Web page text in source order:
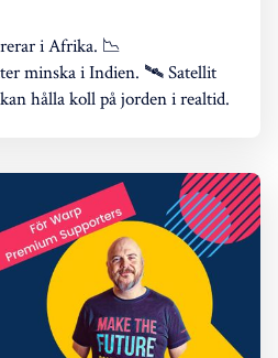
i Afrika. 📉
minska i Indien. 🛰️ Satellit
hålla koll på jorden i realtid.